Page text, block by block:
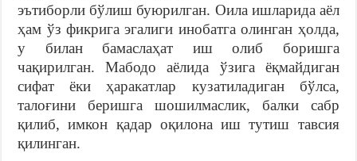
эътиборли бўлиш буюрилган. Оила ишларида аёл
ҳам ўз фикрига эгалиги инобатга олинган ҳолда,
у билан бамаслаҳат иш олиб боришга
чақирилган. Мабодо аёлида ўзига ёқмайдиган
сифат ёки ҳаракатлар кузатиладиган бўлса,
талоғини беришга шошилмаслик, балки сабр
қилиб, имкон қадар оқилона иш тутиш тавсия
қилинган.